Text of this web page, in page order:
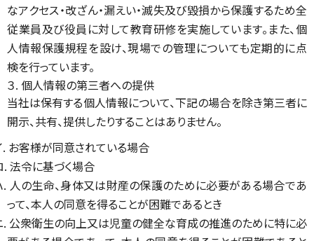
なアクセス・改ざん・漏えい・滅失及び毀損から保護するため全
従業員及び役員に対して教育研修を実施しています。また、個
人情報保護規程を設け、現場での管理についても定期的に点
検を行っています。
３. 個人情報の第三者への提供
当社は保有する個人情報について、下記の場合を除き第三者に
開示、共有、提供したりすることはありません。
. お客様が同意されている場合
. 法令に基づく場合
. 人の生命、身体又は財産の保護のために必要がある場合であ
って、本人の同意を得ることが困難であるとき
. 公衆衛生の向上又は児童の健全な育成の推進のために特に必